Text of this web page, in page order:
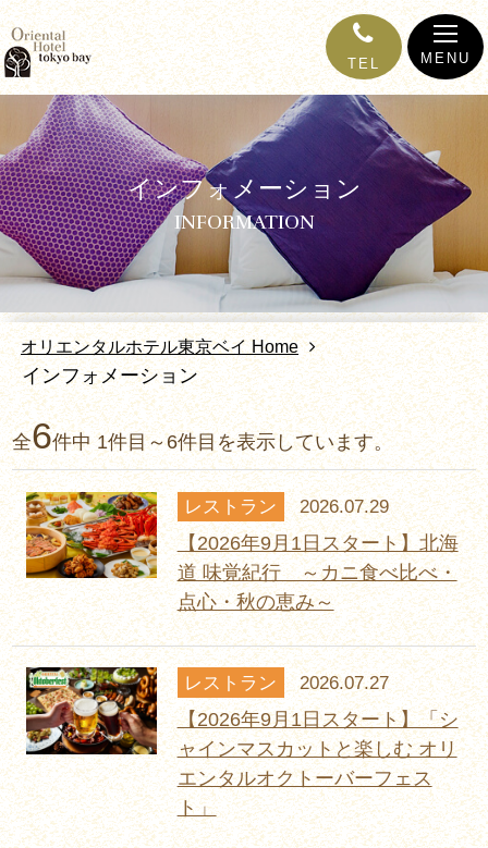
MENU
TEL
インフォメーション
INFORMATION
オリエンタルホテル東京ベイ Home
インフォメーション
全6件中 1件目～6件目を表示しています。
レストラン 2026.07.29
【2026年9月1日スタート】北海
道 味覚紀行 ～カニ食べ比べ・
点心・秋の恵み～
レストラン 2026.07.27
【2026年9月1日スタート】「シ
ャインマスカットと楽しむ オリ
エンタルオクトーバーフェス
ト」